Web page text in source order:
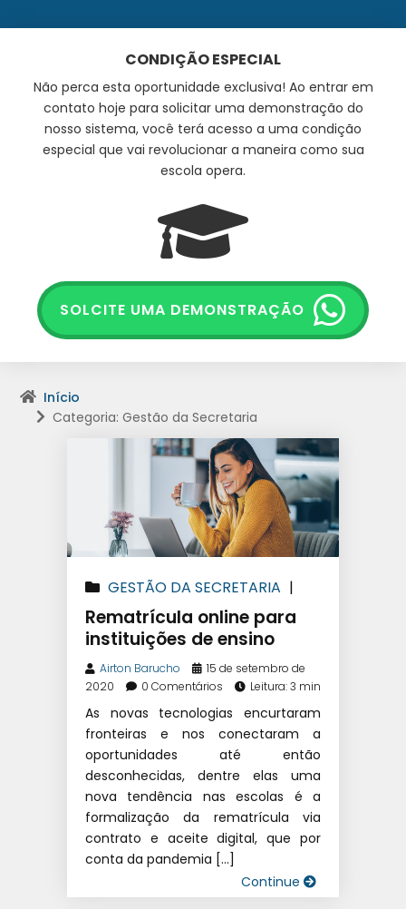
CONDIÇÃO ESPECIAL
Não perca esta oportunidade exclusiva! Ao entrar em
contato hoje para solicitar uma demonstração do
nosso sistema, você terá acesso a uma condição
especial que vai revolucionar a maneira como sua
escola opera.
SOLCITE UMA DEMONSTRAÇÃO
Início
Categoria: Gestão da Secretaria
GESTÃO DA SECRETARIA |
GESTÃO EDUCACIONAL
Rematrícula online para
instituições de ensino
Airton Barucho
15 de setembro de
2020
0 Comentários Leitura: 3 min
As novas tecnologias encurtaram
fronteiras e nos conectaram a
oportunidades até então
desconhecidas, dentre elas uma
nova tendência nas escolas é a
formalização da rematrícula via
contrato e aceite digital, que por
conta da pandemia […]
Continue